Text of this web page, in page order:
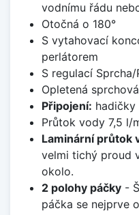
vodnímu řádu
Otočná o 180°
S vytahovací
perlátorem
S regulací Sprcha/
Opletená
Připojení: hadičky
Průtok vody 7,5 l/
Laminární průtok
velmi tichý proud
okolo.
2 polohy páčky-
páčka se nejprve